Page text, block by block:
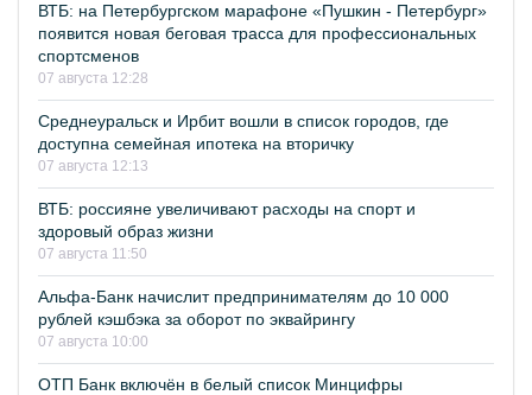
ВТБ: на Петербургском марафоне «Пушкин - Петербург»
появится новая беговая трасса для профессиональных
спортсменов
07 августа 12:28
Среднеуральск и Ирбит вошли в список городов, где
доступна семейная ипотека на вторичку
07 августа 12:13
ВТБ: россияне увеличивают расходы на спорт и
здоровый образ жизни
07 августа 11:50
Альфа-Банк начислит предпринимателям до 10 000
рублей кэшбэка за оборот по эквайрингу
07 августа 10:00
ОТП Банк включён в белый список Минцифры